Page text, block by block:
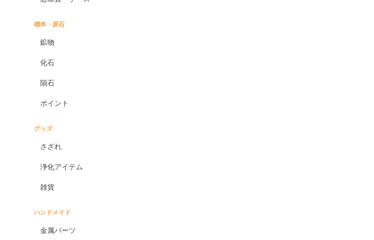
標本・原石
鉱物
化石
隕石
ポイント
グッズ
さざれ
浄化アイテム
雑貨
ハンドメイド
金属パーツ